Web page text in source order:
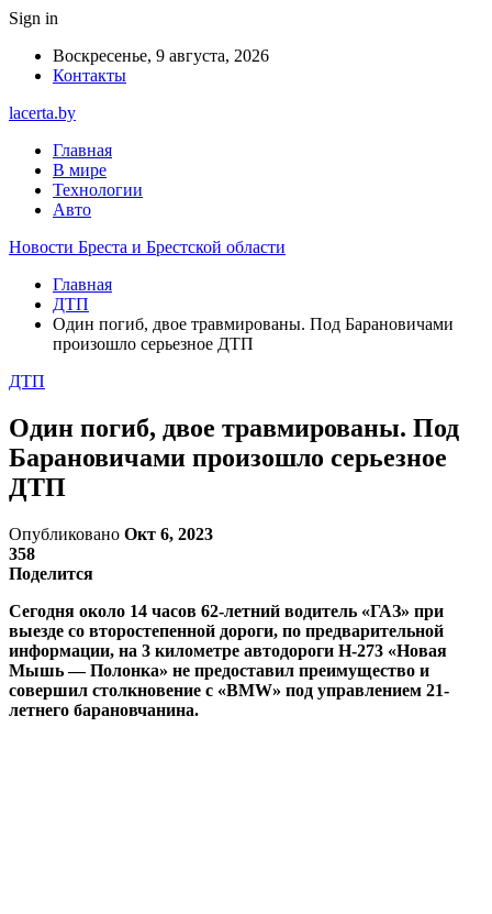
Sign in
Воскресенье, 9 августа, 2026
Контакты
lacerta.by
Главная
В мире
Технологии
Авто
Новости Бреста и Брестской области
Главная
ДТП
Один погиб, двое травмированы. Под Барановичами
произошло серьезное ДТП
ДТП
Один погиб, двое травмированы. Под
Барановичами произошло серьезное
ДТП
Опубликовано Окт 6, 2023
358
Поделится
Сегодня около 14 часов 62-летний водитель «ГАЗ» при
выезде со второстепенной дороги, по предварительной
информации, на 3 километре автодороги Н-273 «Новая
Мышь — Полонка» не предоставил преимущество и
совершил столкновение с «BMW» под управлением 21-
летнего барановчанина.